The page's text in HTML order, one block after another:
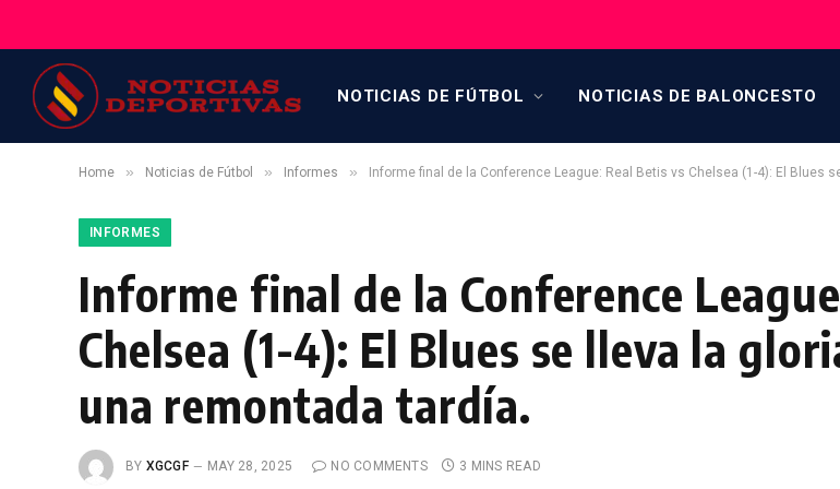
NOTICIAS DE FÚTBOL NOTICIAS DE BALONCESTO
Home » Noticias de Fútbol » Informes » Informe final de la Conference League: Real Betis vs Chelsea (1-4): El Blues
INFORMES
Informe final de la Conference
Chelsea (1-4): El Blues se lleva la
una remontada tardía.
BY XGCGF MAY 28, 2025 NO COMMENTS 3 MINS READ